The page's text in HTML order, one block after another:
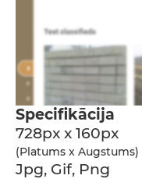
Specifikācija
728px x 160px
(Platums x Augstums)
Jpg, Gif, Png